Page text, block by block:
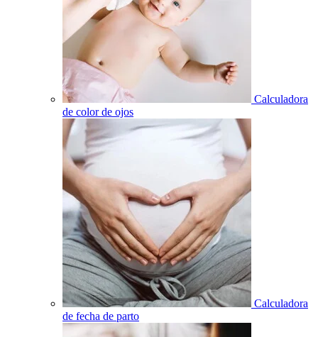
Calculadora
de color de ojos
Calculadora
de fecha de parto